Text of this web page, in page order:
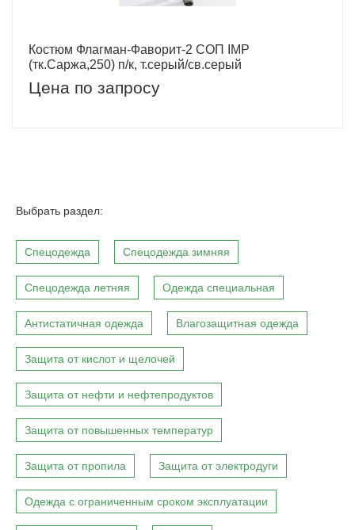
Костюм Флагман-Фаворит-2 СОП IMP
(тк.Саржа,250) п/к, т.серый/св.серый
Цена по запросу
Выбрать раздел:
Спецодежда Спецодежда зимняя
Спецодежда летняя Одежда специальная
Антистатичная одежда Влагозащитная одежда
Защита от кислот и щелочей
Защита от нефти и нефтепродуктов
Защита от повышенных температур
Защита от пропила Защита от электродуги
Одежда с ограниченным сроком эксплуатации